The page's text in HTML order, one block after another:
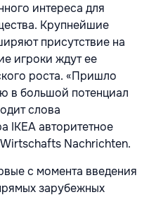
интереса для
Крупнейшие
присутствие на
игроки ждут ее
роста. «Пришло
в большой потенциал
слова
IKEA авторитетное
Nachrichten.
с момента введения
зарубежных